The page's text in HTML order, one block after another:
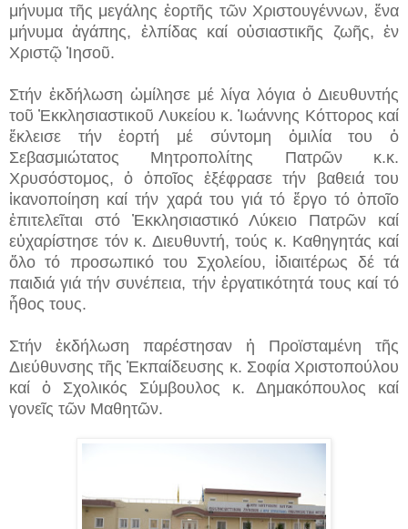
μήνυμα τῆς μεγάλης ἑορτῆς τῶν Χριστουγέννων, ἕνα
μήνυμα ἀγάπης, ἐλπίδας καί οὐσιαστικῆς ζωῆς, ἐν
Χριστῷ Ἰησοῦ.
Στήν ἐκδήλωση ὡμίλησε μέ λίγα λόγια ὁ Διευθυντής
τοῦ Ἐκκλησιαστικοῦ Λυκείου κ. Ἰωάννης Κόττορος καί
ἔκλεισε τήν ἑορτή μέ σύντομη ὁμιλία του ὁ
Σεβασμιώτατος Μητροπολίτης Πατρῶν κ.κ.
Χρυσόστομος, ὁ ὁποῖος ἐξέφρασε τήν βαθειά του
ἱκανοποίηση καί τήν χαρά του γιά τό ἔργο τό ὁποῖο
ἐπιτελεῖται στό Ἐκκλησιαστικό Λύκειο Πατρῶν καί
εὐχαρίστησε τόν κ. Διευθυντή, τούς κ. Καθηγητάς καί
ὅλο τό προσωπικό του Σχολείου, ἰδιαιτέρως δέ τά
παιδιά γιά τήν συνέπεια, τήν ἐργατικότητά τους καί τό
ἦθος τους.
Στήν ἐκδήλωση παρέστησαν ἡ Προϊσταμένη τῆς
Διεύθυνσης τῆς Ἐκπαίδευσης κ. Σοφία Χριστοπούλου
καί ὁ Σχολικός Σύμβουλος κ. Δημακόπουλος καί
γονεῖς τῶν Μαθητῶν.